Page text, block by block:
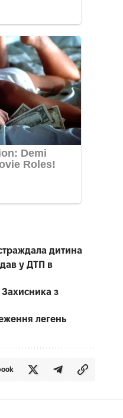
дитина
у ДТП в
Захисника з
легень